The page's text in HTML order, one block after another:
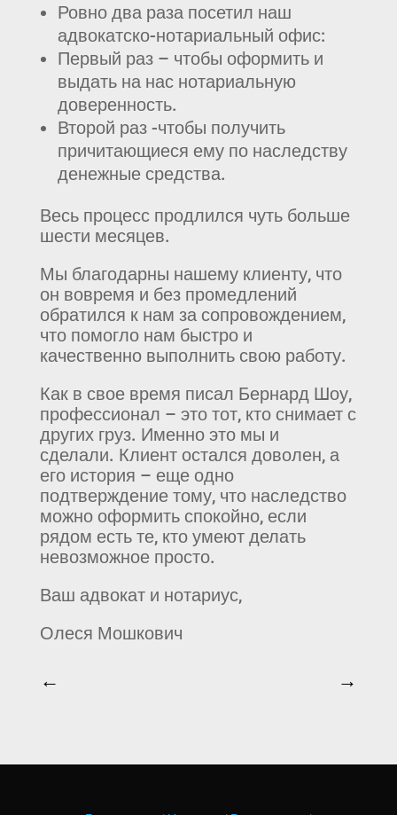
Ровно два раза посетил наш
адвокатско-нотариальный офис:
Первый раз – чтобы оформить и
выдать на нас нотариальную
доверенность.
Второй раз -чтобы получить
причитающиеся ему по наследству
денежные средства.
Весь процесс продлился чуть больше
шести месяцев.
Мы благодарны нашему клиенту, что
он вовремя и без промедлений
обратился к нам за сопровождением,
что помогло нам быстро и
качественно выполнить свою работу.
Как в свое время писал Бернард Шоу,
профессионал – это тот, кто снимает с
других груз. Именно это мы и
сделали. Клиент остался доволен, а
его история – еще одно
подтверждение тому, что наследство
можно оформить спокойно, если
рядом есть те, кто умеют делать
невозможное просто.
Ваш адвокат и нотариус,
Олеся Мошкович
← →